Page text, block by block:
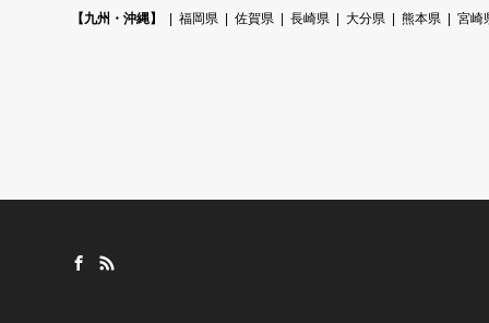
【九州・沖縄】
福岡県 佐賀県 長崎県 大分県 熊本県 宮崎